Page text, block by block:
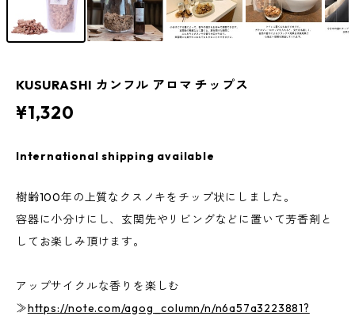
KUSURASHI カンフル アロマ チップス
¥1,320
International shipping available
樹齢100年の上質なクスノキをチップ状にしました。
容器に小分けにし、玄関先やリビングなどに置いて芳香剤と
してお楽しみ頂けます。
アップサイクルな香りを楽しむ
≫https://note.com/agog_column/n/n6a57a3223881?